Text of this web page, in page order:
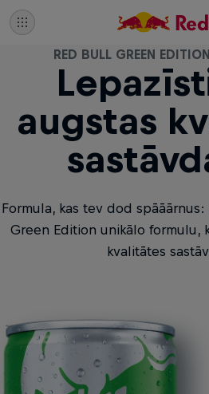
augstas
RED BULL GREEN
Formula, kas tev dod
Green Edition unikālo formulu,
kvalitātes